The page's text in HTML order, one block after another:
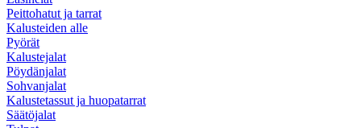
Peittohatut ja tarrat
Kalusteiden alle
Pyörät
Kalustejalat
Pöydänjalat
Sohvanjalat
Kalustetassut ja huopatarrat
Säätöjalat